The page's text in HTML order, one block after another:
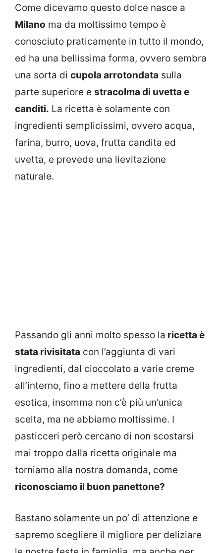
Come dicevamo questo dolce nasce a
Milano ma da moltissimo tempo è
conosciuto praticamente in tutto il mondo,
ed ha una bellissima forma, ovvero sembra
una sorta di cupola arrotondata sulla
parte superiore e stracolma di uvetta e
canditi. La ricetta è solamente con
ingredienti semplicissimi, ovvero acqua,
farina, burro, uova, frutta candita ed
uvetta, e prevede una lievitazione
naturale.
Passando gli anni molto spesso la ricetta è
stata rivisitata con l’aggiunta di vari
ingredienti, dal cioccolato a varie creme
all’interno, fino a mettere della frutta
esotica, insomma non c’è più un’unica
scelta, ma ne abbiamo moltissime. I
pasticceri però cercano di non scostarsi
mai troppo dalla ricetta originale ma
torniamo alla nostra domanda, come
riconosciamo il buon panettone?
Bastano solamente un po’ di attenzione e
sapremo scegliere il migliore per deliziare